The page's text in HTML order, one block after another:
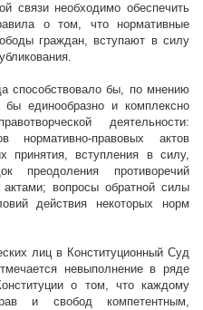
связи необходимо обеспечить
о том, что нормативные
граждан, вступают в силу
способствовало бы, по мнению
единообразно и комплексно
деятельности:
нормативно-правовых актов
принятия, вступления в силу,
преодоления противоречий
вопросы обратной силы
действия некоторых норм
лиц в Конституционный Суд
невыполнение в ряде
о том, что каждому
и свобод компетентным,